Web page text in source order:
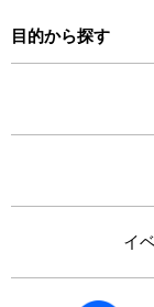
目的から探す
イ